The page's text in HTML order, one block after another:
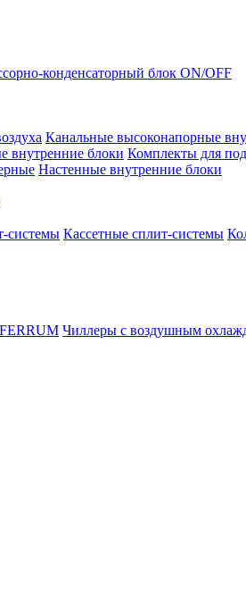
конденсаторный блок ON/OFF
Канальные высоконапорные
внутренние блоки Комплекты для
Настенные внутренние блоки
системы Кассетные сплит-системы
Чиллеры с воздушным